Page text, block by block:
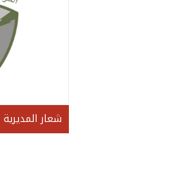
شعار المديرية